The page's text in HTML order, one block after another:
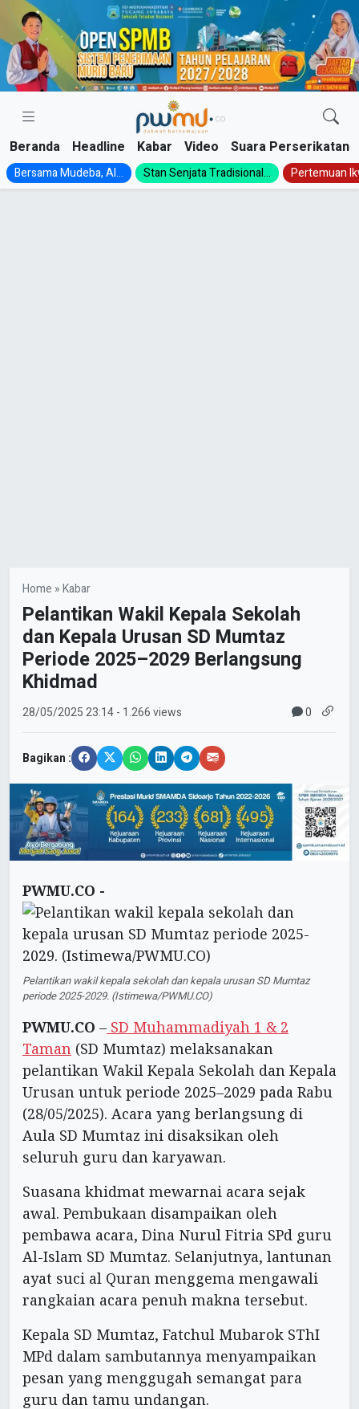
Skip
content
Beranda Headline Kabar Video Suara Perserikatan
Bersama Mudeba, Al... Stan Senjata Tradisional... Pertemuan
Home »Kabar
Pelantikan Wakil Kepala Sekolah
dan Kepala Urusan SD Mumtaz
Periode 2025–2029 Berlangsung
Khidmad
28/05/202523:14- 1.266 views 0
Bagikan :
PWMU.CO -
Pelantikan wakil kepala sekolah dan kepala urusan SD Mumtaz
periode 2025-2029. (Istimewa/PWMU.CO)
PWMU.CO – SD Muhammadiyah 1 & 2
Taman (SD Mumtaz) melaksanakan
pelantikan Wakil Kepala Sekolah dan Kepala
Urusan untuk periode 2025–2029 pada Rabu
(28/05/2025). Acara yang berlangsung di
Aula SD Mumtaz ini disaksikan oleh
seluruh guru dan karyawan.
Suasana khidmat mewarnai acara sejak
awal. Pembukaan disampaikan oleh
pembawa acara, Dina Nurul Fitria SPd guru
Al-Islam SD Mumtaz. Selanjutnya, lantunan
ayat suci al Quran menggema mengawali
rangkaian acara penuh makna tersebut.
Kepala SD Mumtaz, Fatchul Mubarok SThI
MPd dalam sambutannya menyampaikan
pesan yang menggugah semangat para
guru dan tamu undangan.